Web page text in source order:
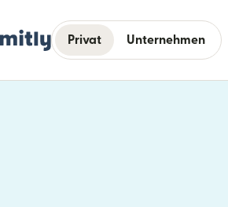
Privat Unternehmen